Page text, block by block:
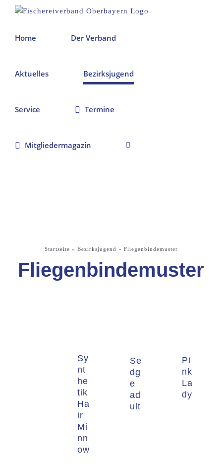
Zum
Home Der Verband
Aktuelles Bezirksjugend
Service Termine
Mitgliedermagazin
Startseite » Bezirksjugend » Fliegenbindemuster
Fliegenbindemuster
Sy
nt
he
tik
Ha
ir
Mi
nn
ow
Se
dg
e
ad
ult
Pi
nk
La
dy